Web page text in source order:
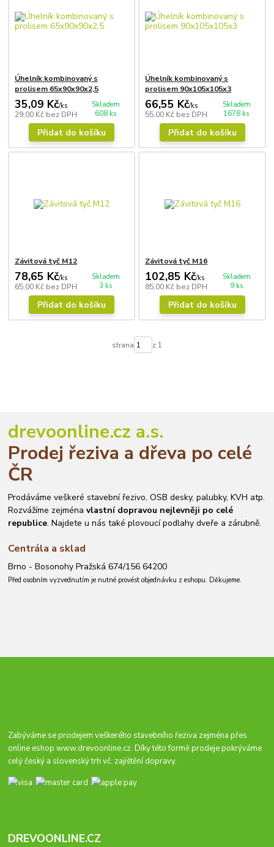
Úhelník kombinovaný s
prolisem 65x90x90x2,5
35,09 Kč/ks
29,00 Kč bez DPH
Skladem
608 ks
Přidat do košíku
Úhelník kombinovaný s
prolisem 90x105x105x3
66,55 Kč/ks
55,00 Kč bez DPH
Skladem
1678 ks
Přidat do košíku
Závitová tyč M12
78,65 Kč/ks
65,00 Kč bez DPH
Skladem
3 ks
Přidat do košíku
Závitová tyč M16
102,85 Kč/ks
85,00 Kč bez DPH
Skladem
9 ks
Přidat do košíku
strana z 1
drevoonline.cz a.s.
Prodej řeziva a dřeva po celé
ČR
Prodáváme veškeré stavební řezivo, OSB desky, palubky, KVH atp.
Rozvážíme zejménavlastní dopravou nejlevněji po celé
republice. Najdete u nás také plovoucí podlahy dveře a zárubně.
Centrála a sklad
Brno - Bosonohy Pražská 674/156 64200
Před osobním vyzvednutím je nutné provést objednávku z eshopu. Děkujeme.
Zabýváme se prodejem veškerého stavebního řeziva zejména přes
online eshopwww.drevoonline.cz. Díky této formě prodeje pokrýváme
celý český a slovenský trh vč. zajištění dopravy.
DREVOONLINE.CZ